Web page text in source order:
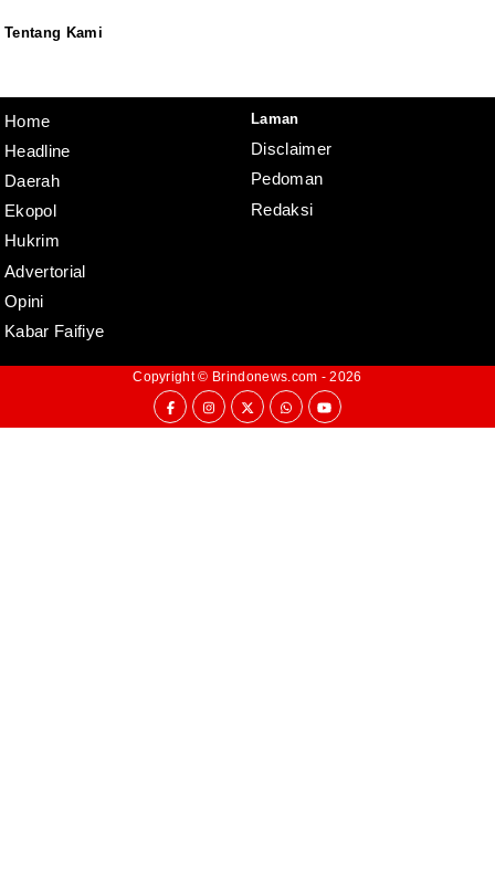
Tentang Kami
Home
Headline
Daerah
Ekopol
Hukrim
Advertorial
Opini
Kabar Faifiye
Laman
Disclaimer
Pedoman
Redaksi
Copyright © Brindonews.com - 2026